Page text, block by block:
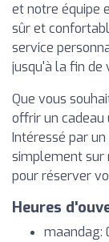
et notre équipe
sûr et
service
jusqu'à la fin de
Que vous
offrir un cadeau
Intéressé par
simplement sur
pour réserver
Heures
maandag: